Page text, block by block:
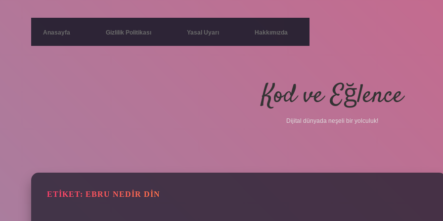
Anasayfa Gizlilik Politikası Yasal Uyarı Hakkımızda
Kod ve Eğlence
Dijital dünyada neşeli bir yolculuk!
ETIKET: EBRU NEDIR DIN